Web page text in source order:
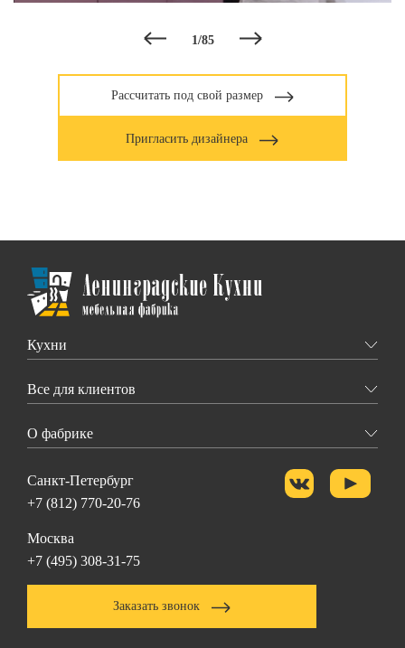
1/85
Рассчитать под свой размер
Пригласить дизайнера
Кухни
Все для клиентов
О фабрике
Санкт-Петербург
+7 (812) 770-20-76
Москва
+7 (495) 308-31-75
Заказать звонок